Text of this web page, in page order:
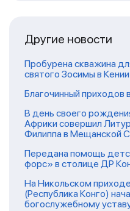
Другие новости
Пробурена скважина
святого Зосимы в Кении
Благочинный
В день своего
Африки совершил
Филиппа в Мещанской
Передана помощь
форс» в столице ДР
На Никольском
(Республика Конго)
богослужебному